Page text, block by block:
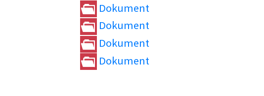
Dokument
Dokument
Dokument
Dokument